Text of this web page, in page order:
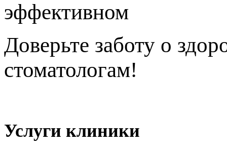
эффективном
Доверьте заботу о
стоматологам!
Услуги клиники